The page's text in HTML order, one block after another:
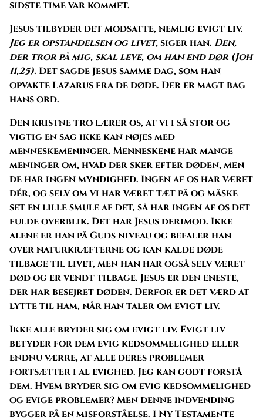
sidste time var kommet.
Jesus tilbyder det modsatte, nemlig evigt liv.
Jeg er opstandelsen og livet,siger han. Den,
der tror på mig, skal leve, om han end dør (Joh
11,25). Det sagde Jesus samme dag, som han
opvakte Lazarus fra de døde. Der er magt bag
hans ord.
Den kristne tro lærer os, at vi i så stor og
vigtig en sag ikke kan nøjes med
menneskemeninger. Menneskene har mange
meninger om, hvad der sker efter døden, men
de har ingen myndighed. Ingen af os har været
dér, og selv om vi har været tæt på og måske
set en lille smule af det, så har ingen af os det
fulde overblik. Det har Jesus derimod. Ikke
alene er han på Guds niveau og befaler han
over naturkræfterne og kan kalde døde
tilbage til livet, men han har også selv været
død og er vendt tilbage. Jesus er den eneste,
der har besejret døden. Derfor er det værd at
lytte til ham, når han taler om evigt liv.
Ikke alle bryder sig om evigt liv. Evigt liv
betyder for dem evig kedsommelighed eller
endnu værre, at alle deres problemer
fortsætter i al evighed. Jeg kan godt forstå
dem. Hvem bryder sig om evig kedsommelighed
og evige problemer? Men denne indvending
bygger på en misforståelse. I Ny Testamente